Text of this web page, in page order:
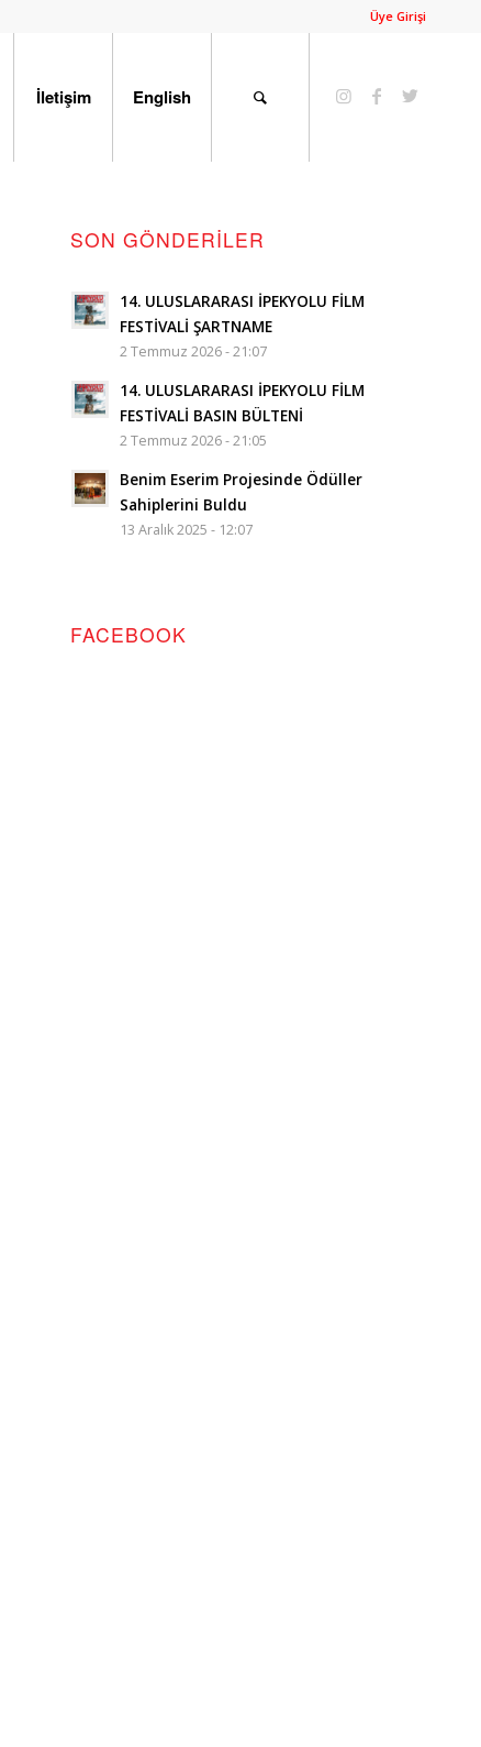
Üye Girişi
İletişim English
SON GÖNDERILER
14. ULUSLARARASI İPEKYOLU FİLM
FESTİVALİ ŞARTNAME
2 Temmuz 2026 - 21:07
14. ULUSLARARASI İPEKYOLU FİLM
FESTİVALİ BASIN BÜLTENİ
2 Temmuz 2026 - 21:05
Benim Eserim Projesinde Ödüller
Sahiplerini Buldu
13 Aralık 2025 - 12:07
FACEBOOK